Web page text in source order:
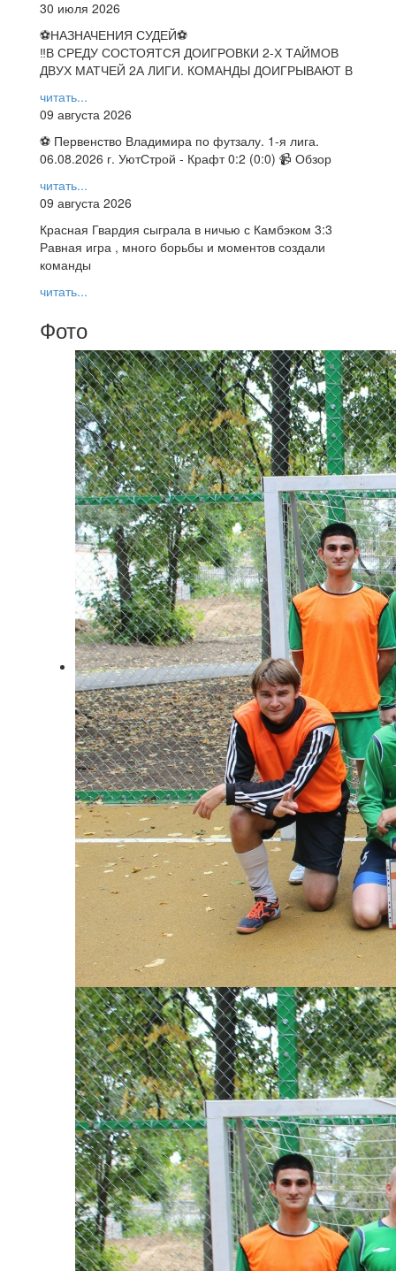
30 июля 2026
⚽НАЗНАЧЕНИЯ СУДЕЙ⚽
‼В СРЕДУ СОСТОЯТСЯ ДОИГРОВКИ 2-Х ТАЙМОВ
ДВУХ МАТЧЕЙ 2А ЛИГИ. КОМАНДЫ ДОИГРЫВАЮТ В
читать...
09 августа 2026
⚽ Первенство Владимира по футзалу. 1-я лига.
06.08.2026 г. УютСтрой - Крафт 0:2 (0:0) 📹 Обзор
читать...
09 августа 2026
Красная Гвардия сыграла в ничью с Камбэком 3:3
Равная игра , много борьбы и моментов создали
команды
читать...
Фото